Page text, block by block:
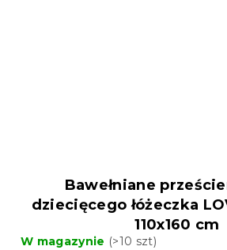
Bawełniane
dziecięcego łóżeczka
110x160 cm
W magazynie (>10 szt)